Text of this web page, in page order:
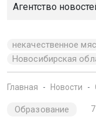
Агентство
некачественное
Новосибирская
Главная Новости
Образование